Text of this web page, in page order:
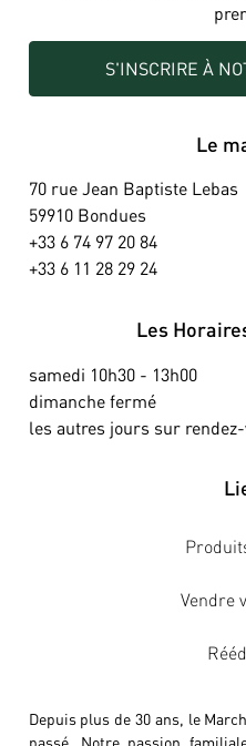
S'INSCRIRE À
Le
70 rue Jean Baptiste Lebas
59910 Bondues
+33 6 74 97 20 84
+33 6 11 28 29 24
Les
samedi 10h30 - 13h00
dimanche fermé
les autres jours sur
Vendre
Depuis plus de 30 ans, le
passé. Notre passion